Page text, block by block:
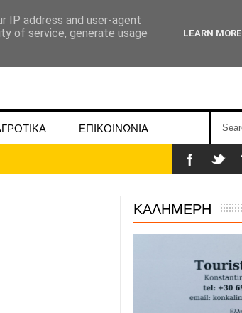
ΕΠΙΚΟΙΝΩΝΙΑ
ΚΑΛΗΜΕΡΗ
IP address and user-agent
of service, generate usage
LEARN MORE